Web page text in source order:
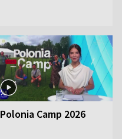
Polonia Camp 2026